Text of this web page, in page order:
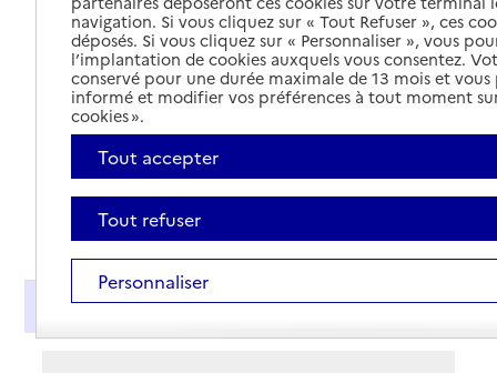
Présentation
navigation. Si vous cliquez sur « Tout Refuser », ces
déposés. Si vous cliquez sur « Personnaliser », vous
l’implantation de cookies auxquels vous consentez.
conservé pour une durée maximale de 13 mois et
informé et modifier vos préférences à tout moment
cookies ».
Tout accepter
Tout refuser
Personnaliser